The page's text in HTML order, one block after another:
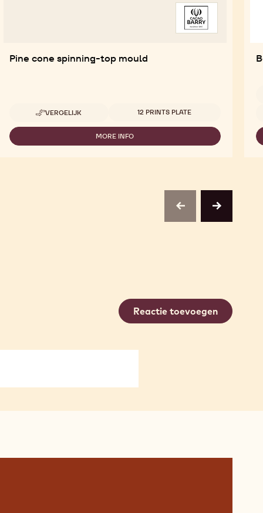
Pine cone spinning-top mould
VERGELIJK
-
PINE
SPINNING-
Beschikbare maten
12 PRINTS PLATE
MORE INFO
-
previousnext
Reactie toevoegen